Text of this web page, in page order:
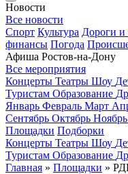
Новости
Все новости
Спорт Культура Дороги и
финансы Погода
Афиша Ростов-на-Дону
Все мероприятия
Концерты Театры Шоу
Туристам Образование
Январь Февраль Март
Сентябрь Октябрь Ноябрь
Площадки Подборки
Концерты Театры Шоу
Туристам Образование
Главная » Площадки »